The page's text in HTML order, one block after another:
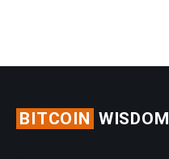
BITCOIN WISDOM